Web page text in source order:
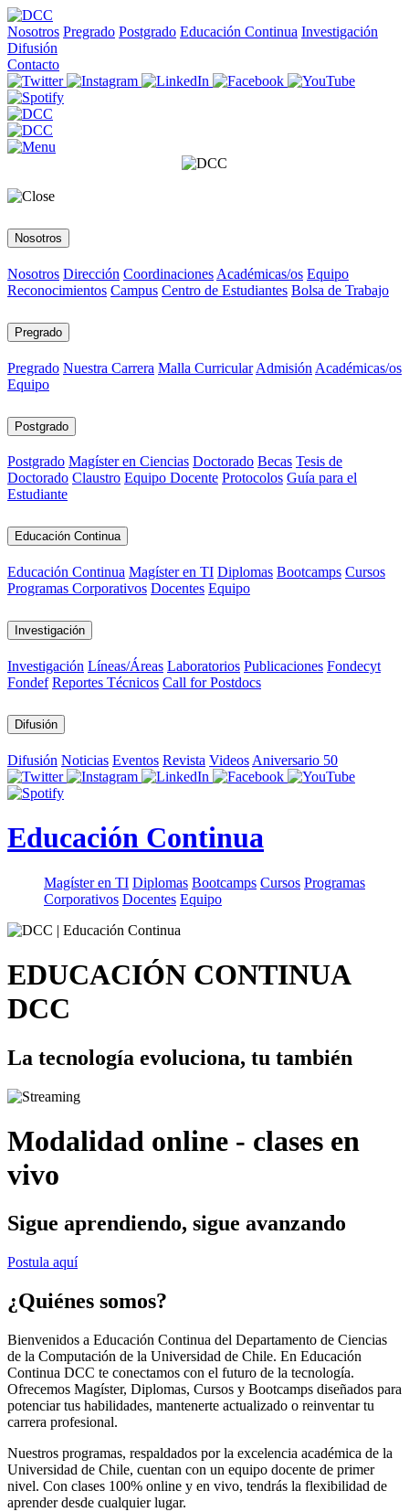
Nosotros Pregrado Postgrado Educación Continua Investigación
Difusión
Contacto
Nosotros
Nosotros Dirección Coordinaciones Académicas/os Equipo
Reconocimientos Campus Centro de Estudiantes Bolsa de Trabajo
Pregrado
Pregrado Nuestra Carrera Malla Curricular Admisión Académicas/os
Equipo
Postgrado
Postgrado Magíster en Ciencias Doctorado Becas Tesis de
Doctorado Claustro Equipo Docente Protocolos Guía para el
Estudiante
Educación Continua
Educación Continua Magíster en TI Diplomas Bootcamps Cursos
Programas Corporativos Docentes Equipo
Investigación
Investigación Líneas/Áreas Laboratorios Publicaciones Fondecyt
Fondef Reportes Técnicos Call for Postdocs
Difusión
Difusión Noticias Eventos Revista Videos Aniversario 50
Educación Continua
Magíster en TI Diplomas Bootcamps Cursos Programas
Corporativos Docentes Equipo
EDUCACIÓN CONTINUA
DCC
La tecnología evoluciona, tu también
Modalidad online - clases en
vivo
Sigue aprendiendo, sigue avanzando
Postula aquí
¿Quiénes somos?
Bienvenidos a Educación Continua del Departamento de Ciencias
de la Computación de la Universidad de Chile. En Educación
Continua DCC te conectamos con el futuro de la tecnología.
Ofrecemos Magíster, Diplomas, Cursos y Bootcamps diseñados para
potenciar tus habilidades, mantenerte actualizado o reinventar tu
carrera profesional.
Nuestros programas, respaldados por la excelencia académica de la
Universidad de Chile, cuentan con un equipo docente de primer
nivel. Con clases 100% online y en vivo, tendrás la flexibilidad de
aprender desde cualquier lugar.